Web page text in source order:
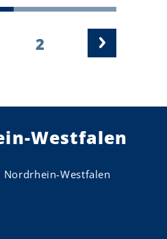
S
e
2
Westfalen
Nordrhein-Westfalen